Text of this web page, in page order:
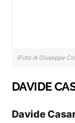
(Foto di Giuseppe
DAVIDE
Davide